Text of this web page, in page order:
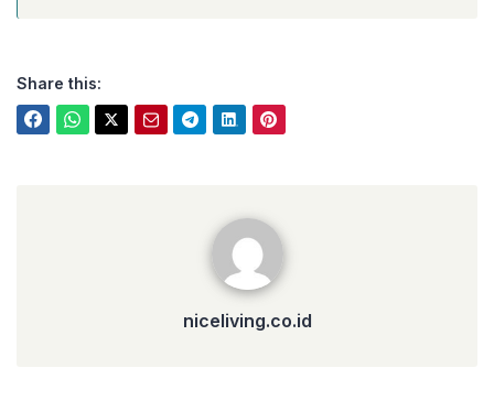
Share this:
niceliving.co.id